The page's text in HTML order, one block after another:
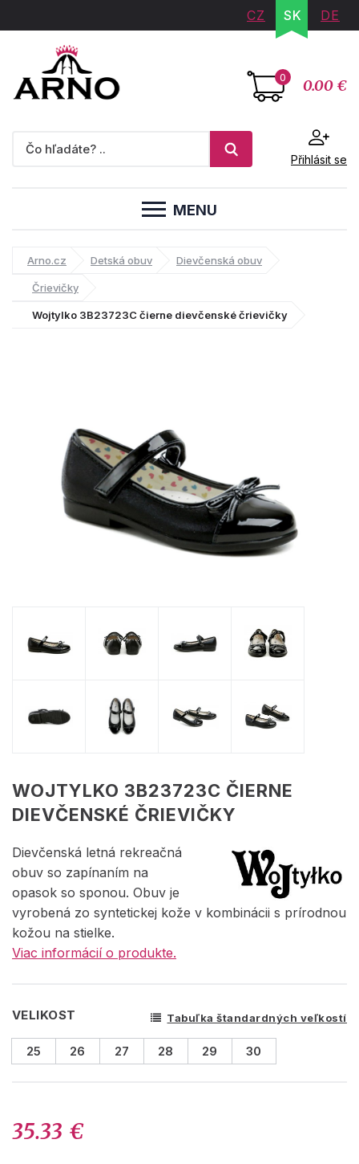
CZ SK DE
0 0.00 €
Přihlásit se
MENU
Arno.cz Detská obuv Dievčenská obuv
Črievičky
Wojtylko 3B23723C čierne dievčenské črievičky
WOJTYLKO 3B23723C ČIERNE
DIEVČENSKÉ ČRIEVIČKY
Dievčenská letná rekreačná
obuv so zapínaním na
opasok so sponou. Obuv je
vyrobená zo syntetickej kože v kombinácii s prírodnou
kožou na stielke.
Viac informácií o produkte.
VELIKOST Tabuľka štandardných veľkostí
25 26 27 28 29 30
35.33 €